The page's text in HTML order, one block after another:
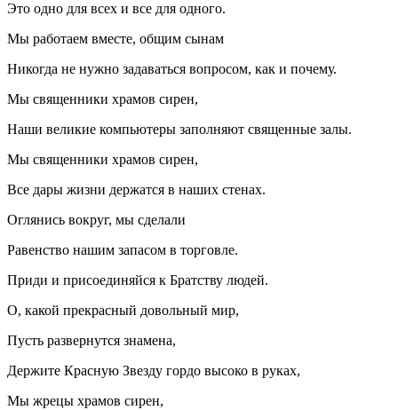
Это одно для всех и все для одного.
Мы работаем вместе, общим сынам
Никогда не нужно задаваться вопросом, как и почему.
Мы священники храмов сирен,
Наши великие компьютеры заполняют священные залы.
Мы священники храмов сирен,
Все дары жизни держатся в наших стенах.
Оглянись вокруг, мы сделали
Равенство нашим запасом в торговле.
Приди и присоединяйся к Братству людей.
О, какой прекрасный довольный мир,
Пусть развернутся знамена,
Держите Красную Звезду гордо высоко в руках,
Мы жрецы храмов сирен,